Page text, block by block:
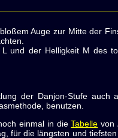
Auge zur Mitte der
und der Helligkeit M des
der Danjon-Stufe auch
benutzen.
einmal in dieTabelle von
für die längsten und